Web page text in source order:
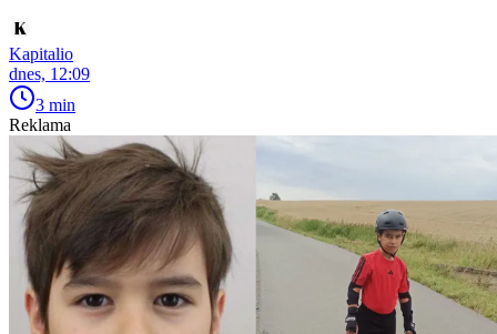
Kapitalio
dnes, 12:09
3 min
Reklama